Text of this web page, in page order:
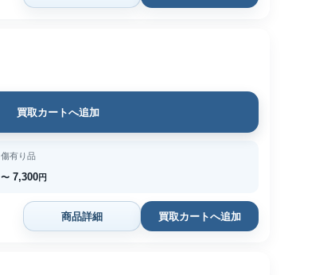
買取カートへ追加
傷有り品
〜 7,300円
商品詳細 買取カートへ追加